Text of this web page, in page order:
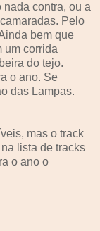
nada contra, ou a
Pelo
bem que
um corrida
do tejo.
o ano. Se
das Lampas.
mas o track
lista de tracks
o ano o